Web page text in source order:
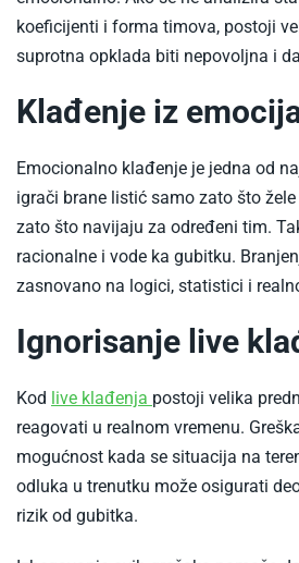
koeficijenti i forma timova, postoji
suprotna opklada biti nepovoljna i
Klađenje iz
Emocionalno klađenje je jedna od
igrači brane listić samo zato što žele
zato što navijaju za određeni tim.
racionalne i vode ka gubitku.
zasnovano na logici, statistici i
Ignorisanje live
Kod live klađenja -
Najbolje
online
kladionice
postoji velika
reagovati u realnom vremenu.
mogućnost kada se situacija na
odluka u trenutku može osigurati
rizik od gubitka.